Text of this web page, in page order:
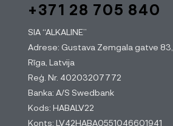
+371 28 705 840
SIA “ALKALINE”
Adrese: Gustava Zemgala gatve 83,
Rīga, Latvija
Reģ. Nr. 40203207772
Banka: A/S Swedbank
Kods: HABALV22
Konts: LV42HABA0551046601941